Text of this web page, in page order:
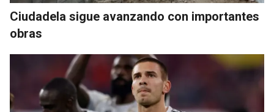
Ciudadela sigue avanzando con importantes
obras